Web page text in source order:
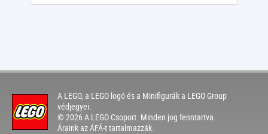
A LEGO, a LEGO logó és a Minifigurák a LEGO Group
védjegyei.
© 2026 A LEGO Csoport. Minden jog fenntartva.
Áraink az ÁFÁ-t tartalmazzák.